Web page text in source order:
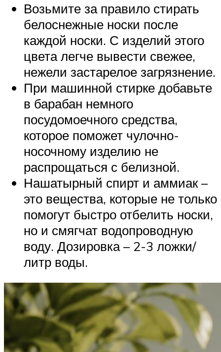
Возьмите за правило стирать
белоснежные носки после
каждой носки. С изделий этого
цвета легче вывести свежее,
нежели застарелое загрязнение.
При машинной стирке добавьте
в барабан немного
посудомоечного средства,
которое поможет чулочно-
носочному изделию не
распрощаться с белизной.
Нашатырный спирт и аммиак –
это вещества, которые не только
помогут быстро отбелить носки,
но и смягчат водопроводную
воду. Дозировка – 2-3 ложки/
литр воды.